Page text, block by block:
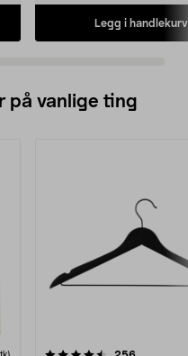
Legg i handlekurv
på vanlige ting